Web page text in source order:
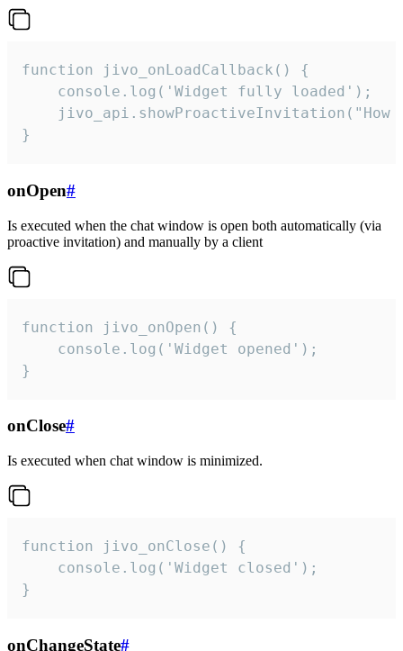
function jivo_onLoadCallback() {
    console.log('Widget fully loaded');
jivo_api.showProactiveInvitation("How
}
onOpen#
Is executed when the chat window is open both automatically (via
proactive invitation) and manually by a client
function jivo_onOpen() {
    console.log('Widget opened');
}
onClose#
Is executed when chat window is minimized.
function jivo_onClose() {
    console.log('Widget closed');
}
onChangeState#